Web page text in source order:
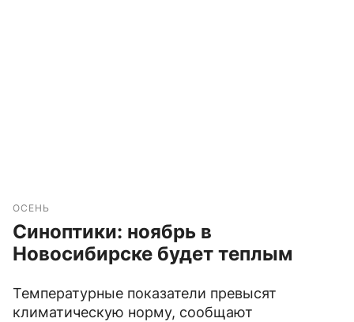
ОСЕНЬ
Синоптики: ноябрь в
Новосибирске будет теплым
Температурные показатели превысят
климатическую норму, сообщают